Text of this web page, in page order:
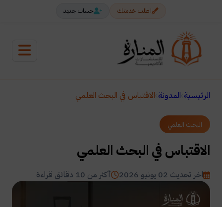
اطلب خدمتك حساب جديد
الرئيسية المدونة الاقتباس في البحث العلمي
البحث العلمي
الاقتباس في البحث العلمي
اخر تحديث 02 يونيو 2026 أكثر من 10 دقائق قراءة